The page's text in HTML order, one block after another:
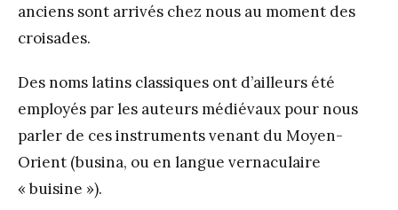
anciens sont arrivés chez nous au moment des
croisades.
Des noms latins classiques ont d’ailleurs été
employés par les auteurs médiévaux pour nous
parler de ces instruments venant du Moyen-
Orient (busina, ou en langue vernaculaire
« buisine »).